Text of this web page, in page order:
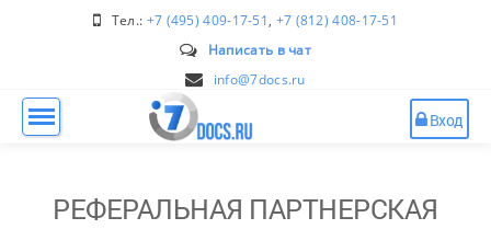
Тел.: +7 (495) 409-17-51, +7 (812) 408-17-51
Написать в чат
info@7docs.ru
Вход
РЕФЕРАЛЬНАЯ ПАРТНЕРСКАЯ